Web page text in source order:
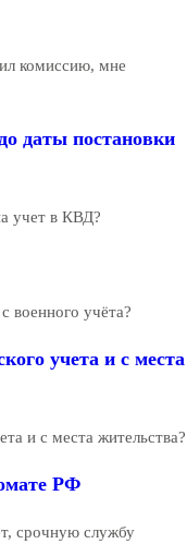
комиссию, мне
даты постановки
учет в КВД?
военного учёта?
учета и с места
и с места жительства?
РФ
срочную службу